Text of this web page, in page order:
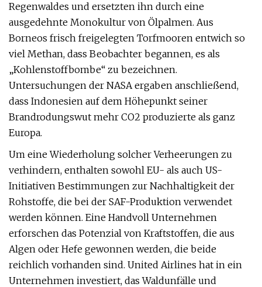
Regenwaldes und ersetzten ihn durch eine
ausgedehnte Monokultur von Ölpalmen. Aus
Borneos frisch freigelegten Torfmooren entwich so
viel Methan, dass Beobachter begannen, es als
„Kohlenstoffbombe“ zu bezeichnen.
Untersuchungen der NASA ergaben anschließend,
dass Indonesien auf dem Höhepunkt seiner
Brandrodungswut mehr CO2 produzierte als ganz
Europa.
Um eine Wiederholung solcher Verheerungen zu
verhindern, enthalten sowohl EU- als auch US-
Initiativen Bestimmungen zur Nachhaltigkeit der
Rohstoffe, die bei der SAF-Produktion verwendet
werden können. Eine Handvoll Unternehmen
erforschen das Potenzial von Kraftstoffen, die aus
Algen oder Hefe gewonnen werden, die beide
reichlich vorhanden sind. United Airlines hat in ein
Unternehmen investiert, das Waldunfälle und